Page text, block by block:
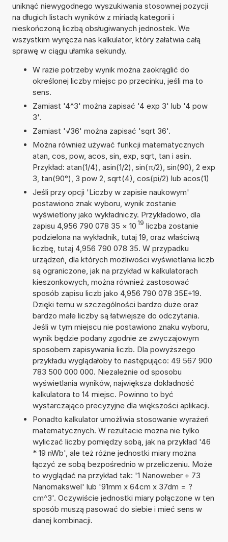
uniknąć niewygodnego wyszukiwania stosownej pozycji
na długich listach wyników z miriadą kategorii i
nieskończoną liczbą obsługiwanych jednostek. We
wszystkim wyręcza nas kalkulator, który załatwia całą
sprawę w ciągu ułamka sekundy.
W razie potrzeby wynik można zaokrąglić do
określonej liczby miejsc po przecinku, jeśli ma to
sens.
Zamiast '4^3' można zapisać '4 exp 3' lub '4 pow
3'.
Zamiast '√36' można zapisać 'sqrt 36'.
Można również używać funkcji matematycznych
atan, cos, pow, acos, sin, exp, sqrt, tan i asin.
Przykład: atan(1/4), asin(1/2), sin(π/2), sin(90), 2 exp
3, tan(90°), 3 pow 2, sqrt(4), cos(pi/2) lub acos(1)
Jeśli przy opcji 'Liczby w zapisie naukowym'
postawiono znak wyboru, wynik zostanie
wyświetlony jako wykładniczy. Przykładowo, dla
zapisu 4,956 790 078 35 × 10 19 liczba zostanie
podzielona na wykładnik, tutaj 19, oraz właściwą
liczbę, tutaj 4,956 790 078 35. W przypadku
urządzeń, dla których możliwości wyświetlania liczb
są ograniczone, jak na przykład w kalkulatorach
kieszonkowych, można również zastosować
sposób zapisu liczb jako 4,956 790 078 35E+19.
Dzięki temu w szczególności bardzo duże oraz
bardzo małe liczby są łatwiejsze do odczytania.
Jeśli w tym miejscu nie postawiono znaku wyboru,
wynik będzie podany zgodnie ze zwyczajowym
sposobem zapisywania liczb. Dla powyższego
przykładu wyglądałoby to następująco: 49 567 900
783 500 000 000. Niezależnie od sposobu
wyświetlania wyników, największa dokładność
kalkulatora to 14 miejsc. Powinno to być
wystarczająco precyzyjne dla większości aplikacji.
Ponadto kalkulator umożliwia stosowanie wyrażeń
matematycznych. W rezultacie można nie tylko
wyliczać liczby pomiędzy sobą, jak na przykład '46
* 19 nWb', ale też różne jednostki miary można
łączyć ze sobą bezpośrednio w przeliczeniu. Może
to wyglądać na przykład tak: '1 Nanoweber + 73
Nanomakswel' lub '91mm x 64cm x 37dm = ?
cm^3'. Oczywiście jednostki miary połączone w ten
sposób muszą pasować do siebie i mieć sens w
danej kombinacji.